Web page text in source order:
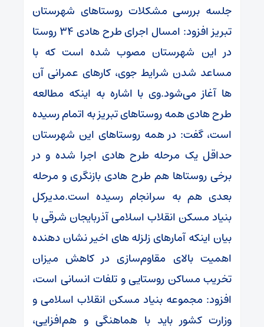
جلسه بررسی مشکلات روستاهای شهرستان
تبریز افزود: امسال اجرای طرح هادی 34 روستا
در این شهرستان مصوب شده است که با
مساعد شدن شرایط جوی، کارهای عمرانی‌ آن
ها آغاز می‌شود.وی با اشاره به اینکه مطالعه
طرح هادی همه روستاهای تبریز به اتمام‌ رسیده
است، گفت: در همه روستاهای این شهرستان
حداقل یک مرحله طرح هادی اجرا شده و در
برخی روستاها هم طرح هادی بازنگری و مرحله
بعدی هم به سرانجام رسیده است.مدیرکل
بنیاد مسکن انقلاب اسلامی آذربایجان شرقی با
بیان اینکه آمارهای زلزله های اخیر نشان‌ دهنده
اهمیت بالای مقاوم‌سازی در کاهش میزان
تخریب مساکن روستایی و تلفات انسانی است،
افزود: مجموعه بنیاد مسکن انقلاب اسلامی و
وزارت کشور باید با هماهنگی و هم‌افزایی،